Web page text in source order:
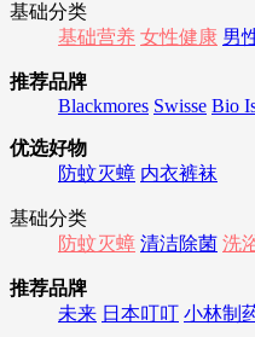
基础分类
基础营养 女性健康 男
推荐品牌
Blackmores Swisse Bio
优选好物
防蚊灭蟑 内衣裤袜
基础分类
防蚊灭蟑 清洁除菌 洗
推荐品牌
未来 日本叮叮 小林制